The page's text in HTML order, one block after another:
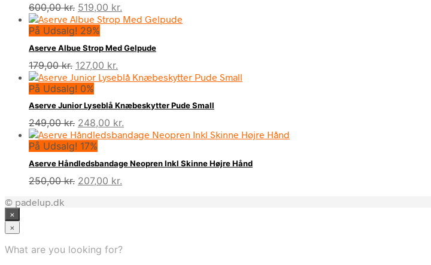
600,00kr. Den
oprindelige
pris
var:
600,00 kr..
519,00 kr.
aktuelle
er:
519,00 kr..
På Udsalg! 29%
Aserve Albue Strop Med Gelpude
179,00kr. Den
oprindelige
pris
var:
179,00 kr..
127,00 kr.
aktuelle
er:
127,00 kr..
På Udsalg! 0%
Aserve Junior Lyseblå Knæbeskytter Pude Small
249,00kr. Den
oprindelige
pris
var:
249,00 kr..
248,00 kr.
aktuelle
er:
248,00 kr..
På Udsalg! 17%
Aserve Håndledsbandage Neopren Inkl Skinne Højre Hånd
250,00kr. Den
207,00 kr.
© padelup.dk
×
×
What are you looking for?